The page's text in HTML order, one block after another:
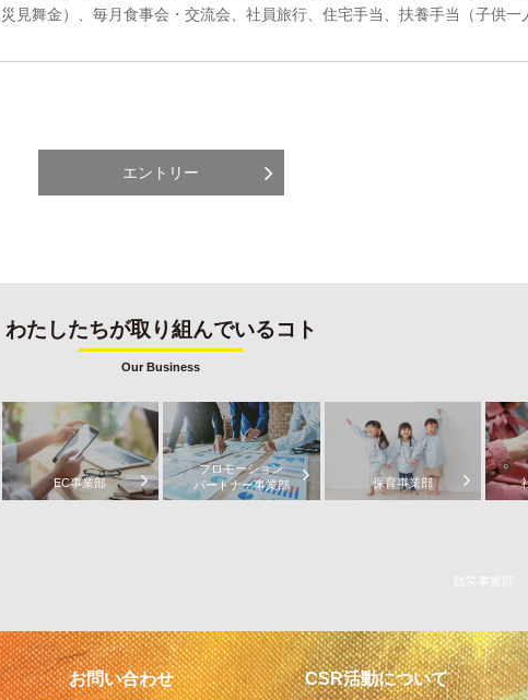
見舞金）、毎月食事会・交流会、社員旅行、住宅手当、扶養手当（子供
エントリー
わたしたちが取り組んでいるコト
Our Business
EC事業部
プロモーション
パートナー事業部
保育事業部
お問い合わせ CSR活動について